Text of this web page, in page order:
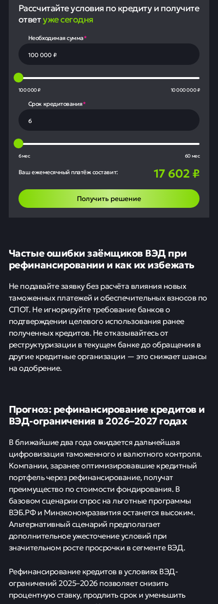
Рассчитайте условия по кредиту и получите
ответуже сегодня
Необходимая сумма*
100 000 ₽ 10 000 000 ₽
Срок кредитования*
6 мес 60 мес
Ваш ежемесячный платёж составит: 17 602₽
Получить решение
Частые ошибки заёмщиков ВЭД при
рефинансировании и как их избежать
Не подавайте заявку без расчёта влияния новых
таможенных платежей и обеспечительных взносов по
СПОТ. Не игнорируйте требование банков о
подтверждении целевого использования ранее
полученных кредитов. Не отказывайтесь от
реструктуризации в текущем банке до обращения в
другие кредитные организации — это снижает шансы
на одобрение.
Прогноз: рефинансирование кредитов и
ВЭД-ограничения в 2026–2027 годах
В ближайшие два года ожидается дальнейшая
цифровизация таможенного и валютного контроля.
Компании, заранее оптимизировавшие кредитный
портфель через рефинансирование, получат
преимущество по стоимости фондирования. В
базовом сценарии спрос на льготные программы
ВЭБ.РФ и Минэкономразвития останется высоким.
Альтернативный сценарий предполагает
дополнительное ужесточение условий при
значительном росте просрочки в сегменте ВЭД.
Рефинансирование кредитов в условиях ВЭД-
ограничений 2025–2026 позволяет снизить
процентную ставку, продлить срок и уменьшить